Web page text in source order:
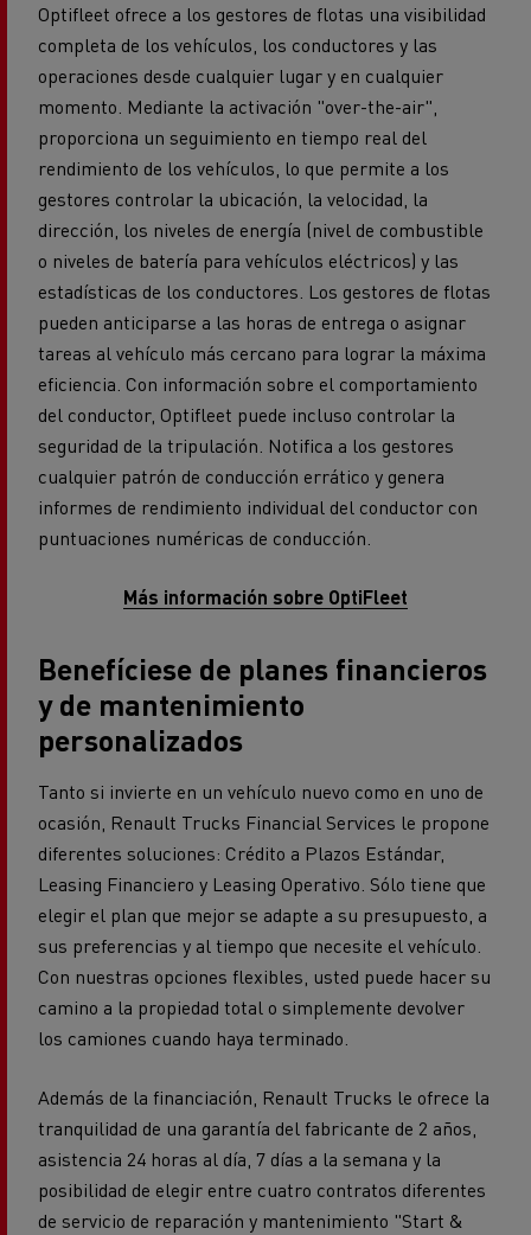
Optifleet ofrece a los gestores de flotas una visibilidad
completa de los vehículos, los conductores y las
operaciones desde cualquier lugar y en cualquier
momento. Mediante la activación "over-the-air",
proporciona un seguimiento en tiempo real del
rendimiento de los vehículos, lo que permite a los
gestores controlar la ubicación, la velocidad, la
dirección, los niveles de energía (nivel de combustible
o niveles de batería para vehículos eléctricos) y las
estadísticas de los conductores. Los gestores de flotas
pueden anticiparse a las horas de entrega o asignar
tareas al vehículo más cercano para lograr la máxima
eficiencia. Con información sobre el comportamiento
del conductor, Optifleet puede incluso controlar la
seguridad de la tripulación. Notifica a los gestores
cualquier patrón de conducción errático y genera
informes de rendimiento individual del conductor con
puntuaciones numéricas de conducción.
Más información sobre OptiFleet
Benefíciese de planes financieros
y de mantenimiento
personalizados
Tanto si invierte en un vehículo nuevo como en uno de
ocasión, Renault Trucks Financial Services le propone
diferentes soluciones: Crédito a Plazos Estándar,
Leasing Financiero y Leasing Operativo. Sólo tiene que
elegir el plan que mejor se adapte a su presupuesto, a
sus preferencias y al tiempo que necesite el vehículo.
Con nuestras opciones flexibles, usted puede hacer su
camino a la propiedad total o simplemente devolver
los camiones cuando haya terminado.
Además de la financiación, Renault Trucks le ofrece la
tranquilidad de una garantía del fabricante de 2 años,
asistencia 24 horas al día, 7 días a la semana y la
posibilidad de elegir entre cuatro contratos diferentes
de servicio de reparación y mantenimiento "Start &